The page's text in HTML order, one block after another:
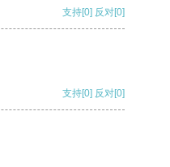
支持[0] 反对[0]
支持[0] 反对[0]